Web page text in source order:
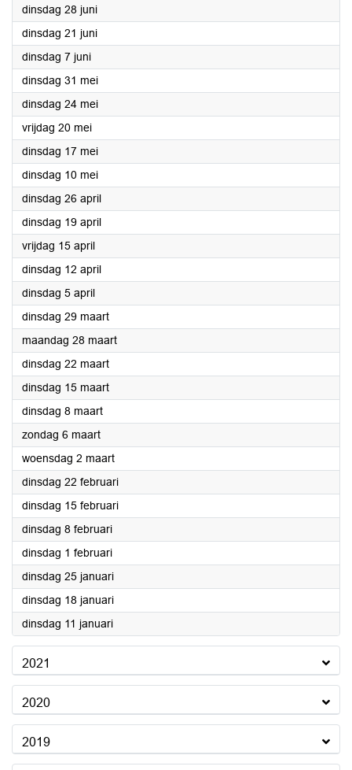
dinsdag 28 juni2022
dinsdag 21 juni2022
dinsdag 7 juni2022
dinsdag 31 mei2022
dinsdag 24 mei2022
vrijdag 20 mei2022
dinsdag 17 mei2022
dinsdag 10 mei2022
dinsdag 26 april2022
dinsdag 19 april2022
vrijdag 15 april2022
dinsdag 12 april2022
dinsdag 5 april2022
dinsdag 29 maart2022
maandag 28 maart2022
dinsdag 22 maart2022
dinsdag 15 maart2022
dinsdag 8 maart2022
zondag 6 maart2022
woensdag 2 maart2022
dinsdag 22 februari2022
dinsdag 15 februari2022
dinsdag 8 februari2022
dinsdag 1 februari2022
dinsdag 25 januari2022
dinsdag 18 januari2022
dinsdag 11 januari2022
2021
2020
2019